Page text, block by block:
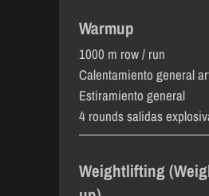
Warmup
1000 m row / run
Calentamiento general
Estiramiento general
4 rounds salidas
Weightlifting